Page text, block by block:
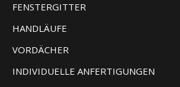
FENSTERGITTER
HANDLÄUFE
VORDÄCHER
INDIVIDUELLE ANFERTIGUNGEN